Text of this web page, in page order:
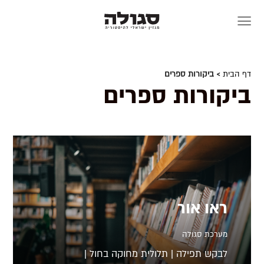
דף הבית > ביקורות ספרים
ביקורות ספרים
ראו אור
מערכת סגולה
לבקש תפילה | תלולית מחוקה בחול |